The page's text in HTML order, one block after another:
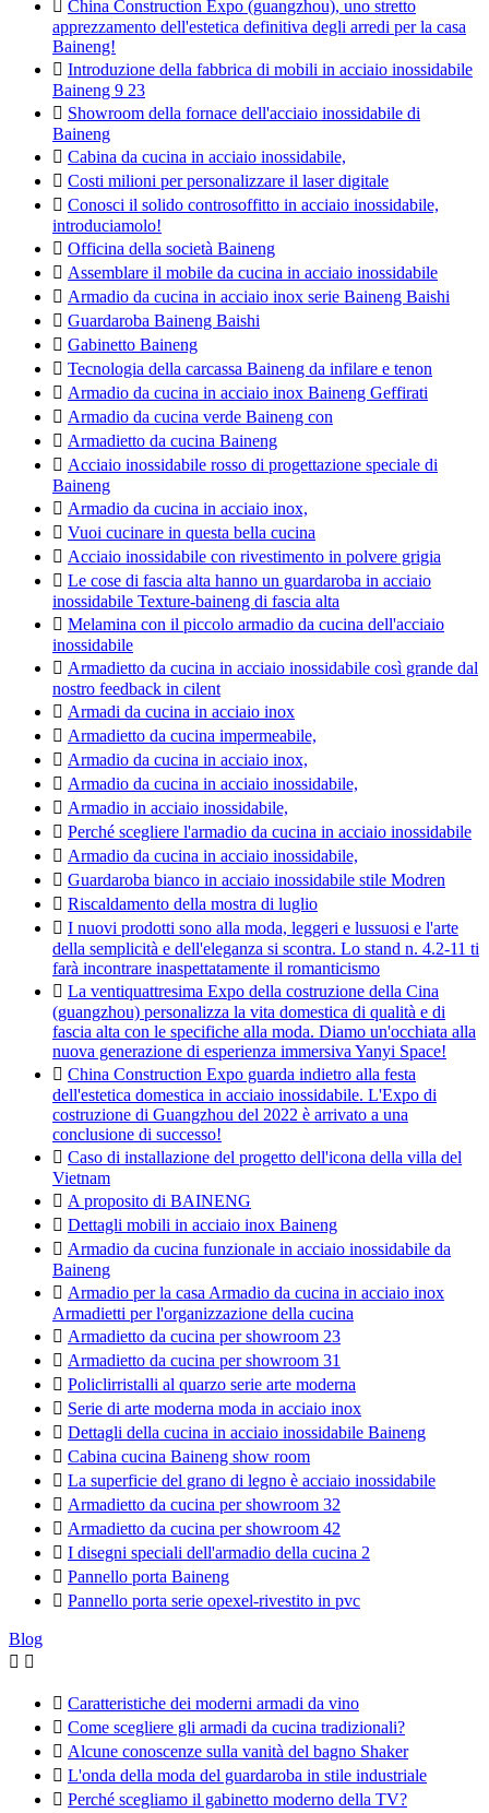
China Construction Expo (guangzhou), uno stretto
apprezzamento dell'estetica definitiva degli arredi per la casa
Baineng!
 Introduzione della fabbrica di mobili in acciaio inossidabile
Baineng 9 23
 Showroom della fornace dell'acciaio inossidabile di
Baineng
 Cabina da cucina in acciaio inossidabile,
 Costi milioni per personalizzare il laser digitale
 Conosci il solido controsoffitto in acciaio inossidabile,
introduciamolo!
 Officina della società Baineng
 Assemblare il mobile da cucina in acciaio inossidabile
 Armadio da cucina in acciaio inox serie Baineng Baishi
 Guardaroba Baineng Baishi
 Gabinetto Baineng
 Tecnologia della carcassa Baineng da infilare e tenon
 Armadio da cucina in acciaio inox Baineng Geffirati
 Armadio da cucina verde Baineng con
 Armadietto da cucina Baineng
 Acciaio inossidabile rosso di progettazione speciale di
Baineng
 Armadio da cucina in acciaio inox,
 Vuoi cucinare in questa bella cucina
 Acciaio inossidabile con rivestimento in polvere grigia
 Le cose di fascia alta hanno un guardaroba in acciaio
inossidabile Texture-baineng di fascia alta
 Melamina con il piccolo armadio da cucina dell'acciaio
inossidabile
 Armadietto da cucina in acciaio inossidabile così grande dal
nostro feedback in cilent
 Armadi da cucina in acciaio inox
 Armadietto da cucina impermeabile,
 Armadio da cucina in acciaio inox,
 Armadio da cucina in acciaio inossidabile,
 Armadio in acciaio inossidabile,
 Perché scegliere l'armadio da cucina in acciaio inossidabile
 Armadio da cucina in acciaio inossidabile,
 Guardaroba bianco in acciaio inossidabile stile Modren
 Riscaldamento della mostra di luglio
 I nuovi prodotti sono alla moda, leggeri e lussuosi e l'arte
della semplicità e dell'eleganza si scontra. Lo stand n. 4.2-11 ti
farà incontrare inaspettatamente il romanticismo
 La ventiquattresima Expo della costruzione della Cina
(guangzhou) personalizza la vita domestica di qualità e di
fascia alta con le specifiche alla moda. Diamo un'occhiata alla
nuova generazione di esperienza immersiva Yanyi Space!
 China Construction Expo guarda indietro alla festa
dell'estetica domestica in acciaio inossidabile. L'Expo di
costruzione di Guangzhou del 2022 è arrivato a una
conclusione di successo!
 Caso di installazione del progetto dell'icona della villa del
Vietnam
 A proposito di BAINENG
 Dettagli mobili in acciaio inox Baineng
 Armadio da cucina funzionale in acciaio inossidabile da
Baineng
 Armadio per la casa Armadio da cucina in acciaio inox
Armadietti per l'organizzazione della cucina
 Armadietto da cucina per showroom 23
 Armadietto da cucina per showroom 31
 Policlirristalli al quarzo serie arte moderna
 Serie di arte moderna moda in acciaio inox
 Dettagli della cucina in acciaio inossidabile Baineng
 Cabina cucina Baineng show room
 La superficie del grano di legno è acciaio inossidabile
 Armadietto da cucina per showroom 32
 Armadietto da cucina per showroom 42
 I disegni speciali dell'armadio della cucina 2
 Pannello porta Baineng
 Pannello porta serie opexel-rivestito in pvc
Blog
 
 Caratteristiche dei moderni armadi da vino
 Come scegliere gli armadi da cucina tradizionali?
 Alcune conoscenze sulla vanità del bagno Shaker
 L'onda della moda del guardaroba in stile industriale
 Perché scegliamo il gabinetto moderno della TV?